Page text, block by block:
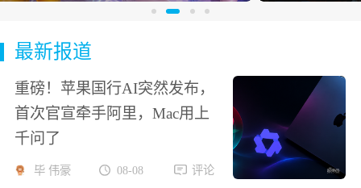
最新报道
重磅！苹果国行AI突然发布，
首次官宣牵手阿里，Mac用上
千问了
毕 伟豪 08-08 评论